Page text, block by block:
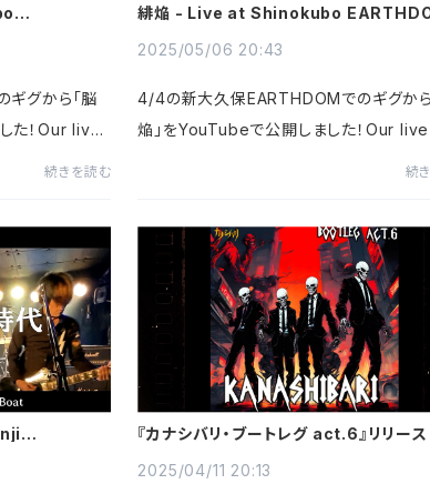
グから「脳
た！Our live
シバリ - 脳
続きを読む
緋焔 - Live at Shinokubo
2025/05/06 20:43
4/4の新大久保EARTHDOMでのギグから
焔」をYouTubeで公開しました！Our
M is now on YouTube!カナシバリ -
続
『カナシバリ・ブートレグ act.6』リリース
2025/04/11 20:13